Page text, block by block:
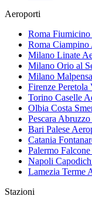
Aeroporti
Roma Fiumicino
Roma Ciampino
Milano Linate
Milano Orio al
Milano Malpensa
Firenze Peretola
Torino Caselle
Olbia Costa
Pescara Abruzzo
Bari Palese
Catania
Palermo
Napoli
Lamezia Terme
Stazioni